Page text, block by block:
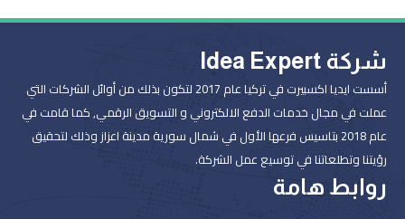
شركة Idea Expert
أسست ايديا اكسبيرت في تركيا عام 2017 لتكون بذلك من أوائل الشركات التي
عملت في مجال خدمات الدفع الالكتروني و التسويق الرقمي, كما قامت في
عام 2018 بتاسيس فرعها الأول في شمال سورية مدينة اعزاز وذلك لتحقيق
رؤيتنا وتطلعاتنا في توسيع عمل الشركة.
روابط هامة